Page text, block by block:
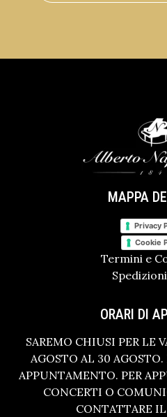
MAPPA
Privacy
Cookie
Termini e
ORARI DI
SAREMO CHIUSI PER LE
AGOSTO AL 30
APPUNTAMENTO. PER
CONCERTI O
CONTATTARE